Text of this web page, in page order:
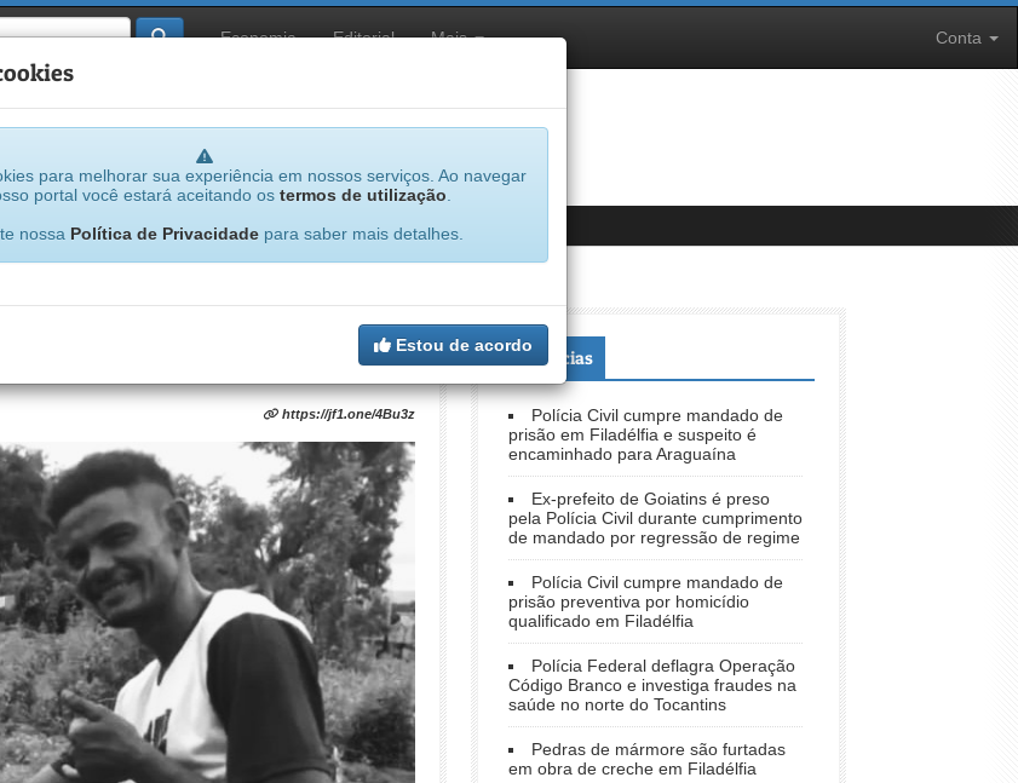
Economia Editorial Mais Conta
para melhorar sua experiência em nossos serviços. Ao navegar
portal você estará aceitando os termos de utilização
nossa Política de Privacidadepara saber mais detalhes.
Estou de acordo
no Rio Tocantins após
e Filadélfia
https://jf1.one/4Bu3z
+Notícias
Polícia Civil cumpre mandado de
prisão em Filadélfia e suspeito é
encaminhado para Araguaína
Ex-prefeito de Goiatins é preso
pela Polícia Civil durante cumprimento
de mandado por regressão de regime
Polícia Civil cumpre mandado de
prisão preventiva por homicídio
qualificado em Filadélfia
Polícia Federal deflagra Operação
Código Branco e investiga fraudes na
saúde no norte do Tocantins
Pedras de mármore são furtadas
em obra de creche em Filadélfia